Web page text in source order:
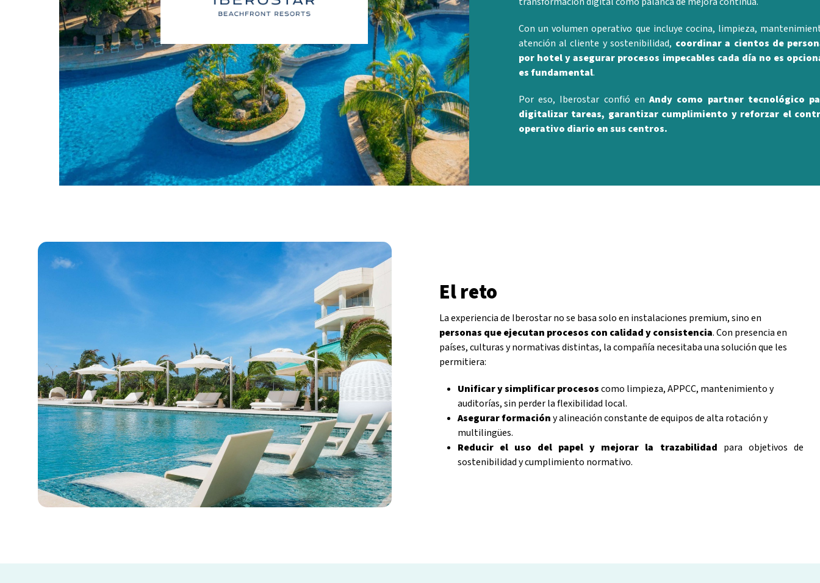
Con un volumen operativo que incluye cocina, limpieza,
atención al cliente y sostenibilidad, coordinar a cientos de
por hotel y asegurar procesos impecables cada día no es
es fundamental.
Por eso, Iberostar confió enAndy como partner tecnológico
digitalizar tareas, garantizar cumplimiento y reforzar el
operativo diario en sus centros.
El reto
La experiencia de Iberostar no se basa solo en instalaciones premium, sino en
personas que ejecutan procesos con calidad y consistencia. Con presencia en
países, culturas y normativas distintas, la compañía necesitaba una solución que les
permitiera:
Unificar y simplificar procesoscomo limpieza, APPCC, mantenimiento y
auditorías, sin perder la flexibilidad local.
Asegurar formacióny alineación constante de equipos de alta rotación y
multilingües.
Reducir el uso del papel y mejorar la trazabilidad para objetivos de
sostenibilidad y cumplimiento normativo.